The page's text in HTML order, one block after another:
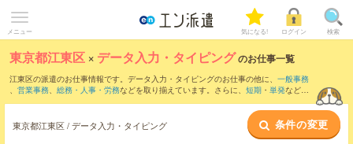
メニュー 気になる! ログイン 検索
東京都江東区 × データ入力・タイピングのお仕事一覧
江東区の派遣のお仕事情報です。データ入力・タイピングのお仕事の他に、 一般事務
、 営業事務、 総務・人事・労務などを取り揃えています。さらに、 短期 ・ 単発などの
東京都江東区 / データ入力・タイピング 条件の変更